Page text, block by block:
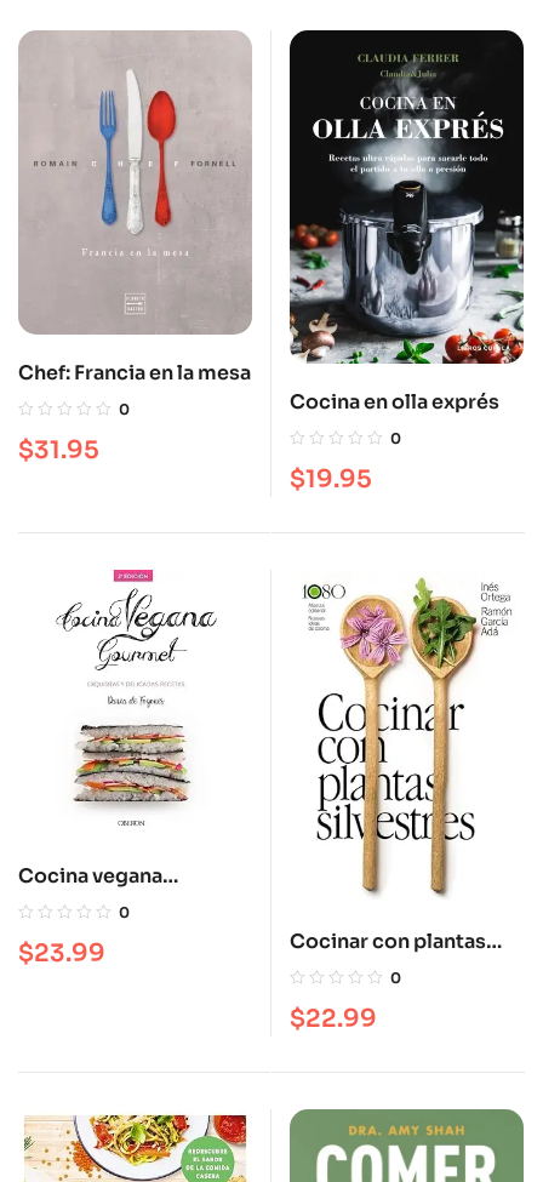
Chef: Francia en la mesa
0
$31.95
Cocina en olla exprés
0
$19.95
Cocina vegana
gourmet
0
$23.99
Cocinar con plantas
silvestres 0
$22.99